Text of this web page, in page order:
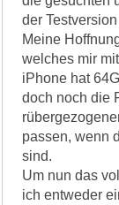
der
Meine
welches mir
iPhone hat
doch noch die
passen, wenn
sind.
Um nun das
ich entweder